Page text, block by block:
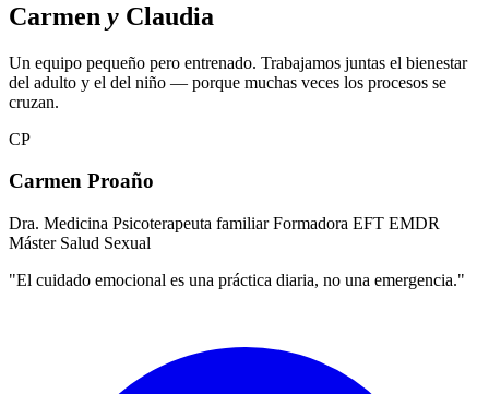
Carmen y Claudia
Un equipo pequeño pero entrenado. Trabajamos juntas el bienestar
del adulto y el del niño — porque muchas veces los procesos se
cruzan.
CP
Carmen Proaño
Dra. Medicina Psicoterapeuta familiar Formadora EFT EMDR
Máster Salud Sexual
"El cuidado emocional es una práctica diaria, no una emergencia."